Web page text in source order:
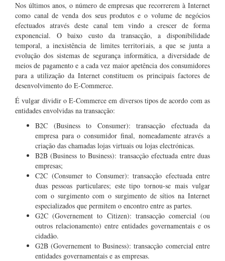
Nos últimos anos, o número de empresas que recorrerem à Internet
como canal de venda dos seus produtos e o volume de negócios
efectuados através deste canal tem vindo a crescer de forma
exponencial. O baixo custo da transacção, a disponibilidade
temporal, a inexistência de limites territoriais, a que se junta a
evolução dos sistemas de segurança informática, a diversidade de
meios de pagamento e a cada vez maior apetência dos consumidores
para a utilização da Internet constituem os principais factores de
desenvolvimento do E-Commerce.
É vulgar dividir o E-Commerce em diversos tipos de acordo com as
entidades envolvidas na transacção:
B2C (Business to Consumer): transacção efectuada da
empresa para o consumidor final, nomeadamente através a
criação das chamadas lojas virtuais ou lojas electrónicas.
B2B (Business to Business): transacção efectuada entre duas
empresas;
C2C (Consumer to Consumer): transacção efectuada entre
duas pessoas particulares; este tipo tornou-se mais vulgar
com o surgimento com o surgimento de sítios na Internet
especializados que permitem o encontro entre as partes.
G2C (Governement to Citizen): transacção comercial (ou
outros relacionamento) entre entidades governamentais e os
cidadão.
G2B (Governement to Business): transacção comercial entre
entidades governamentais e as empresas.